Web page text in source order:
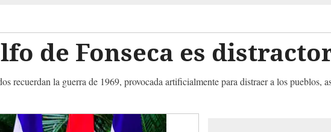
de Fonseca es
recuerdan la guerra de 1969, provocada artificialmente para distraer a los pueblos,